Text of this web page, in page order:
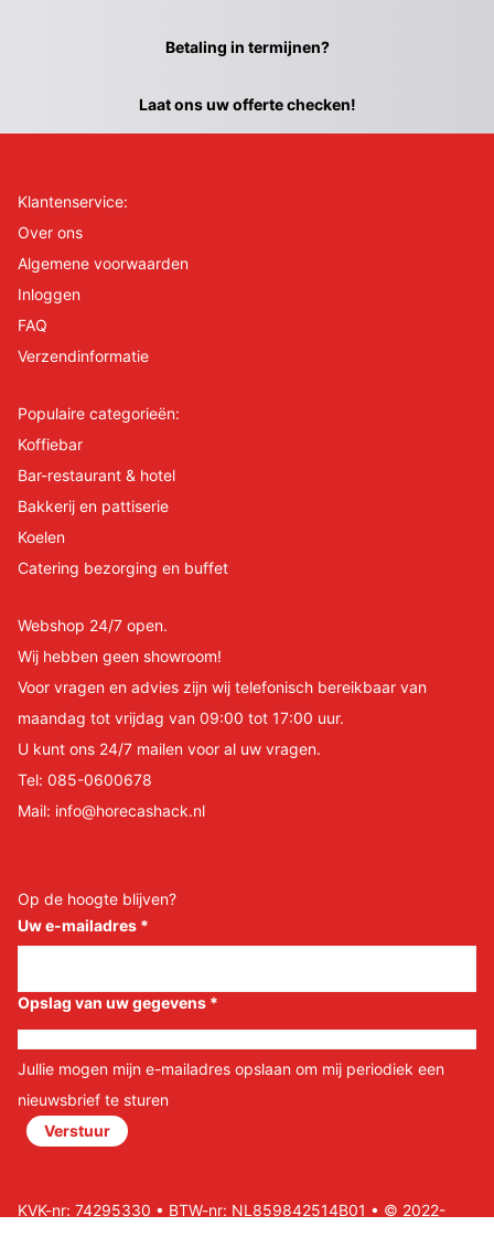
Betaling in termijnen?
Laat ons uw offerte checken!
Klantenservice:
Over ons
Algemene voorwaarden
Inloggen
FAQ
Verzendinformatie
Populaire categorieën:
Koffiebar
Bar-restaurant & hotel
Bakkerij en pattiserie
Koelen
Catering bezorging en buffet
Webshop 24/7 open.
Wij hebben geen showroom!
Voor vragen en advies zijn wij telefonisch bereikbaar van
maandag tot vrijdag van 09:00 tot 17:00 uur.
U kunt ons 24/7 mailen voor al uw vragen.
Tel: 085-0600678
Mail: info@horecashack.nl
Op de hoogte blijven?
Uw e-mailadres *
Opslag van uw gegevens *
Jullie mogen mijn e-mailadres opslaan om mij periodiek een
nieuwsbrief te sturen
Verstuur
KVK-nr: 74295330 • BTW-nr: NL859842514B01 • © 2022-